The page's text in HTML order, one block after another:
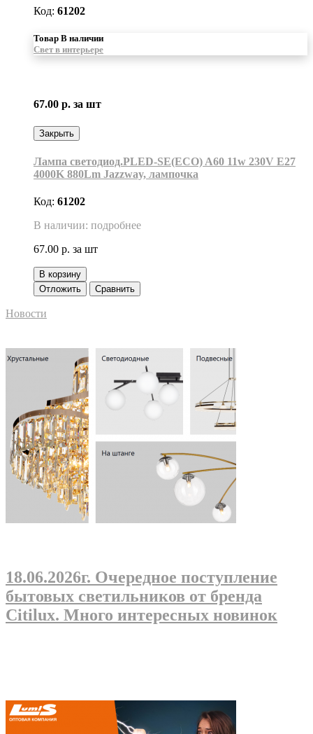
Код: 61202
Товар В наличии
Свет в интерьере
67.00 р. за шт
Закрыть
Лампа светодиод.PLED-SE(ECO) A60 11w 230V E27
4000K 880Lm Jazzway, лампочка
Код: 61202
В наличии: подробнее
67.00 р. за шт
В корзину
Отложить
Сравнить
Новости
18.06.2026г. Очередное поступление
бытовых светильников от бренда
Citilux. Много интересных новинок